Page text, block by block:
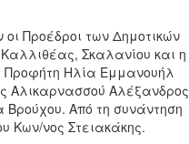
Προέδροι των Δημοτικών
Σκαλανίου και η
Προφήτη Ηλία Εμμανουήλ
Αλικαρνασσού Αλέξανδρος
Από τη συνάντηση
Κων/νος Στειακάκης.